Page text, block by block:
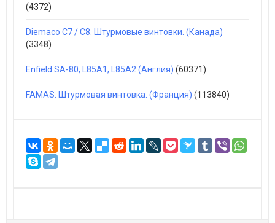
(4372)
Diemaco C7 / C8. Штурмовые винтовки. (Канада)
(3348)
Enfield SA-80, L85A1, L85A2 (Англия) (60371)
FAMAS. Штурмовая винтовка. (Франция) (113840)